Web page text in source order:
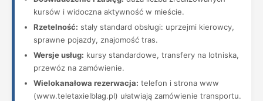
kursów i widoczna aktywność w mieście.
Rzetelność: stały standard obsługi: uprzejmi kierowcy,
sprawne pojazdy, znajomość tras.
Wersje usług: kursy standardowe, transfery na lotniska,
przewóz na zamówienie.
Wielokanałowa rezerwacja: telefon i strona www
(www.teletaxielblag.pl) ułatwiają zamówienie transportu.